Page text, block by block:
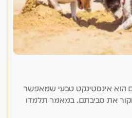
הוא אינסטינקט טבעי שמאפשר
את סביבתם. במאמר תלמדו